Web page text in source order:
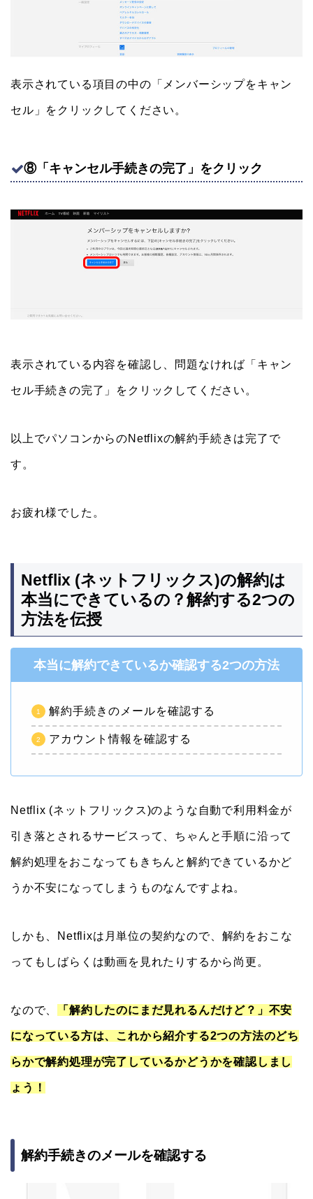
表示されている項目の中の「メンバーシップをキャン
セル」をクリックしてください。
⑧「キャンセル手続きの完了」をクリック
表示されている内容を確認し、問題なければ「キャン
セル手続きの完了」をクリックしてください。
以上でパソコンからのNetflixの解約手続きは完了で
す。
お疲れ様でした。
Netflix (ネットフリックス)の解約は
本当にできているの？解約する2つの
方法を伝授
本当に解約できているか確認する2つの方法
解約手続きのメールを確認する
アカウント情報を確認する
Netflix (ネットフリックス)のような自動で利用料金が
引き落とされるサービスって、ちゃんと手順に沿って
解約処理をおこなってもきちんと解約できているかど
うか不安になってしまうものなんですよね。
しかも、Netflixは月単位の契約なので、解約をおこな
ってもしばらくは動画を見れたりするから尚更。
なので、 「解約したのにまだ見れるんだけど？」不安
になっている方は、これから紹介する2つの方法のどち
らかで解約処理が完了しているかどうかを確認しまし
ょう！
解約手続きのメールを確認する